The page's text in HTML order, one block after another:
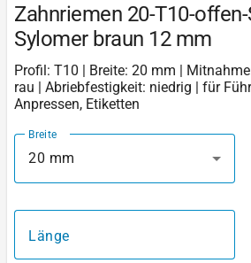
Zahnriemen 20-T10-
Sylomer braun 12 mm
Profil: T10 | Breite: 20 mm |
rau | Abriebfestigkeit: niedrig | für
Anpressen, Etiketten
Breite
20 mm
Länge